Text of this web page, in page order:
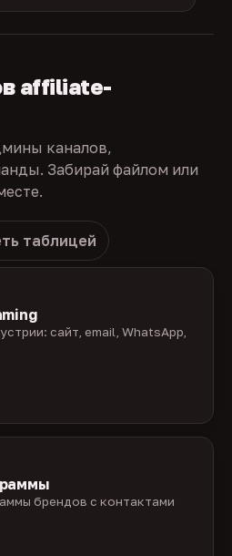
affiliate-
каналов,
Забирай файлом или
таблицей
сайт, email, WhatsApp,
брендов с контактами